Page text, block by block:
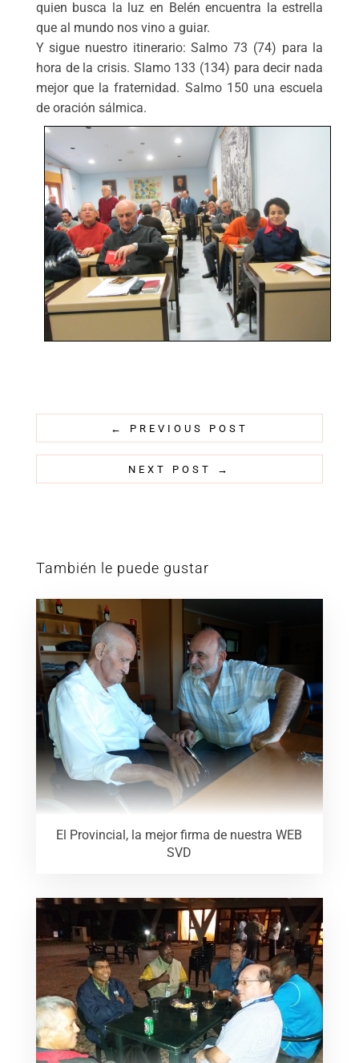
quien busca la luz en Belén encuentra la estrella
que al mundo nos vino a guiar.
Y sigue nuestro itinerario: Salmo 73 (74) para la
hora de la crisis. Slamo 133 (134) para decir nada
mejor que la fraternidad. Salmo 150 una escuela
de oración sálmica.
← PREVIOUS POST
NEXT POST →
También le puede gustar
El Provincial, la mejor firma de nuestra WEB
SVD